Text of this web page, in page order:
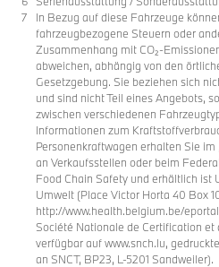
In Bezug auf diese Fahrzeuge
fahrzeugbezogene Steuern oder
Zusammenhang mit CO₂-
abweichen, abhängig von den
Gesetzgebung. Sie beziehen sich
und sind nicht Teil eines Angebots,
zwischen verschiedenen
Informationen zum
Personenkraftwagen erhalten Sie im
an Verkaufsstellen oder beim
Food Chain Safety und erhältlich ist
Umwelt (Place Victor Horta 40 Box
http://www.health.belgium.be/
Société Nationale de Certification et
verfügbar auf www.snch.lu,
an SNCT, BP23, L-5201 Sandweiler).